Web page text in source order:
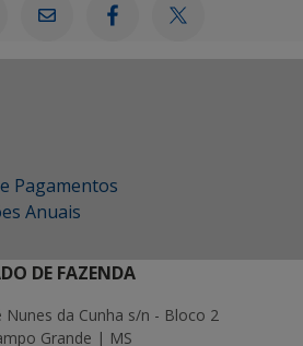
Pagamentos
Anuais
DE FAZENDA
Nunes da Cunha s/n - Bloco 2
Grande | MS